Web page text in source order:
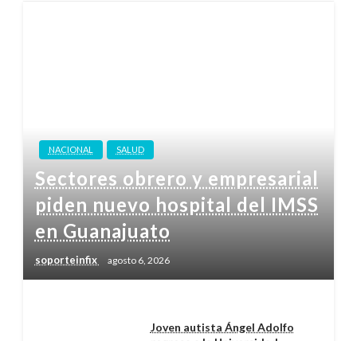
NACIONAL SALUD
Sectores obrero y empresarial
piden nuevo hospital del IMSS
en Guanajuato
soporteinfix agosto 6, 2026
Joven autista Ángel Adolfo